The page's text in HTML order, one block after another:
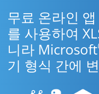
무료 온라인
를 사용하여
니라 Microsoft
기 형식 간에